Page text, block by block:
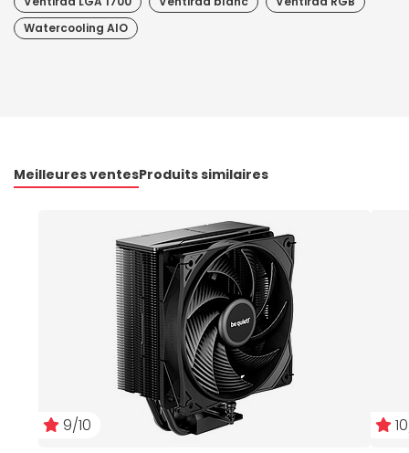
Watercooling AIO
Meilleures ventesProduits similaires
9/10